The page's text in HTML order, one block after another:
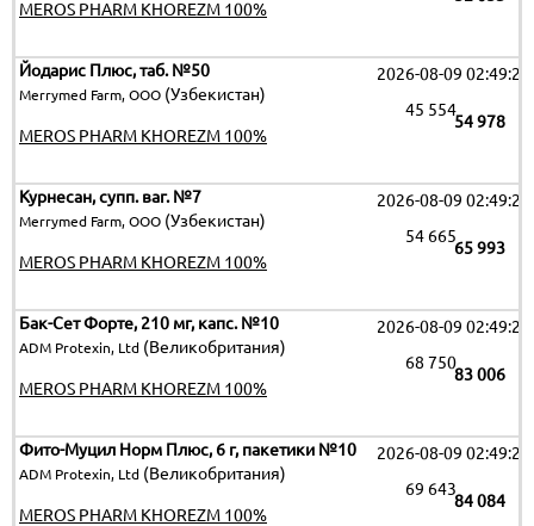
MEROS PHARM KHOREZM 100%
Йодарис Плюс, таб. №50
Merrymed Farm, ООО (Узбекистан)
2026-08-09 02:49:25
54 978
45 554
MEROS PHARM KHOREZM 100%
Курнесан, супп. ваг. №7
Merrymed Farm, ООО (Узбекистан)
2026-08-09 02:49:25
65 993
54 665
MEROS PHARM KHOREZM 100%
Бак-Сет Форте, 210 мг, капс. №10
ADM Protexin, Ltd (Великобритания)
2026-08-09 02:49:25
83 006
68 750
MEROS PHARM KHOREZM 100%
Фито-Муцил Норм Плюс, 6 г, пакетики №10
ADM Protexin, Ltd (Великобритания)
2026-08-09 02:49:25
84 084
69 643
MEROS PHARM KHOREZM 100%